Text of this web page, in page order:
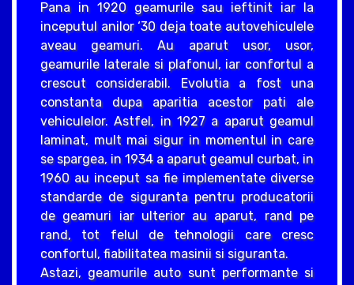
Pana in 1920 geamurile sau ieftinit iar la
inceputul anilor ‘30 deja toate autovehiculele
aveau geamuri. Au aparut usor, usor,
geamurile laterale si plafonul, iar confortul a
crescut considerabil. Evolutia a fost una
constanta dupa aparitia acestor pati ale
vehiculelor. Astfel, in 1927 a aparut geamul
laminat, mult mai sigur in momentul in care
se spargea, in 1934 a aparut geamul curbat, in
1960 au inceput sa fie implementate diverse
standarde de siguranta pentru producatorii
de geamuri iar ulterior au aparut, rand pe
rand, tot felul de tehnologii care cresc
confortul, fiabilitatea masinii si siguranta.
Astazi, geamurile auto sunt performante si